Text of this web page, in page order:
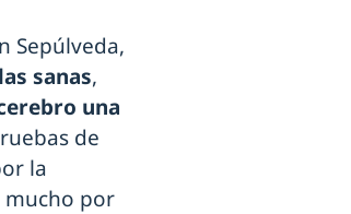
Sepúlveda,
sanas,
una
de
la
mucho por